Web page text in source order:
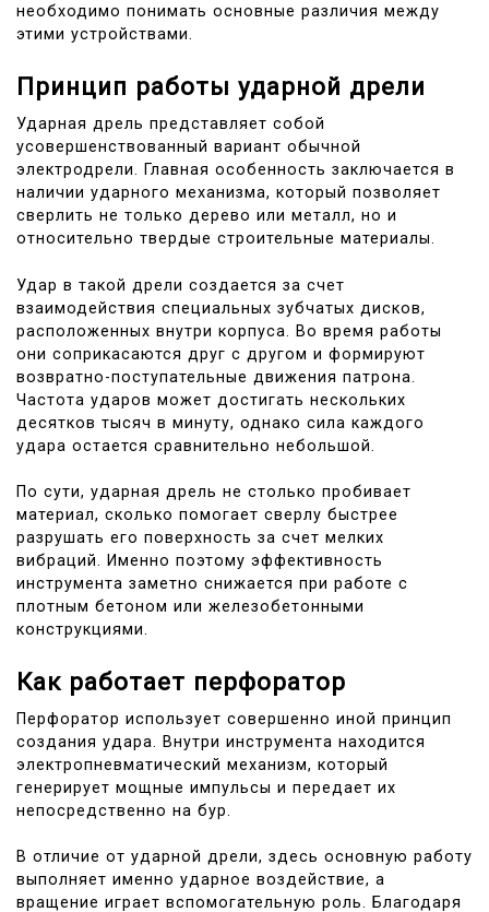
необходимо понимать основные различия между
этими устройствами.
Принцип работы ударной дрели
Ударная дрель представляет собой
усовершенствованный вариант обычной
электродрели. Главная особенность заключается в
наличии ударного механизма, который позволяет
сверлить не только дерево или металл, но и
относительно твердые строительные материалы.
Удар в такой дрели создается за счет
взаимодействия специальных зубчатых дисков,
расположенных внутри корпуса. Во время работы
они соприкасаются друг с другом и формируют
возвратно-поступательные движения патрона.
Частота ударов может достигать нескольких
десятков тысяч в минуту, однако сила каждого
удара остается сравнительно небольшой.
По сути, ударная дрель не столько пробивает
материал, сколько помогает сверлу быстрее
разрушать его поверхность за счет мелких
вибраций. Именно поэтому эффективность
инструмента заметно снижается при работе с
плотным бетоном или железобетонными
конструкциями.
Как работает перфоратор
Перфоратор использует совершенно иной принцип
создания удара. Внутри инструмента находится
электропневматический механизм, который
генерирует мощные импульсы и передает их
непосредственно на бур.
В отличие от ударной дрели, здесь основную работу
выполняет именно ударное воздействие, а
вращение играет вспомогательную роль. Благодаря